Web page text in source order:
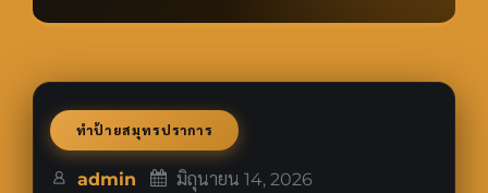
ทำป้ายสมุทรปราการ
admin มิถุนายน 14, 2026